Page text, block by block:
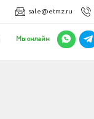
sale@etmz.ru
Мы онлайн